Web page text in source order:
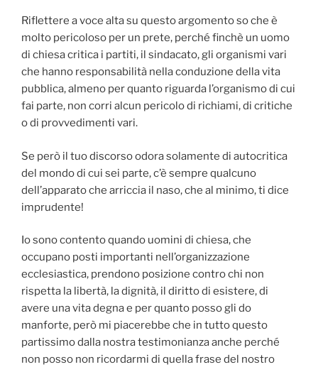
DOVREBBERO
AUTOCRITICA
Riflettere a voce alta su questo argomento so che è
molto pericoloso per un prete, perché finchè un uomo
di chiesa critica i partiti, il sindacato, gli organismi vari
che hanno responsabilità nella conduzione della vita
pubblica, almeno per quanto riguarda l’organismo di cui
fai parte, non corri alcun pericolo di richiami, di critiche
o di provvedimenti vari.
Se però il tuo discorso odora solamente di autocritica
del mondo di cui sei parte, c’è sempre qualcuno
dell’apparato che arriccia il naso, che al minimo, ti dice
imprudente!
Io sono contento quando uomini di chiesa, che
occupano posti importanti nell’organizzazione
ecclesiastica, prendono posizione contro chi non
rispetta la libertà, la dignità, il diritto di esistere, di
avere una vita degna e per quanto posso gli do
manforte, però mi piacerebbe che in tutto questo
partissimo dalla nostra testimonianza anche perché
non posso non ricordarmi di quella frase del nostro